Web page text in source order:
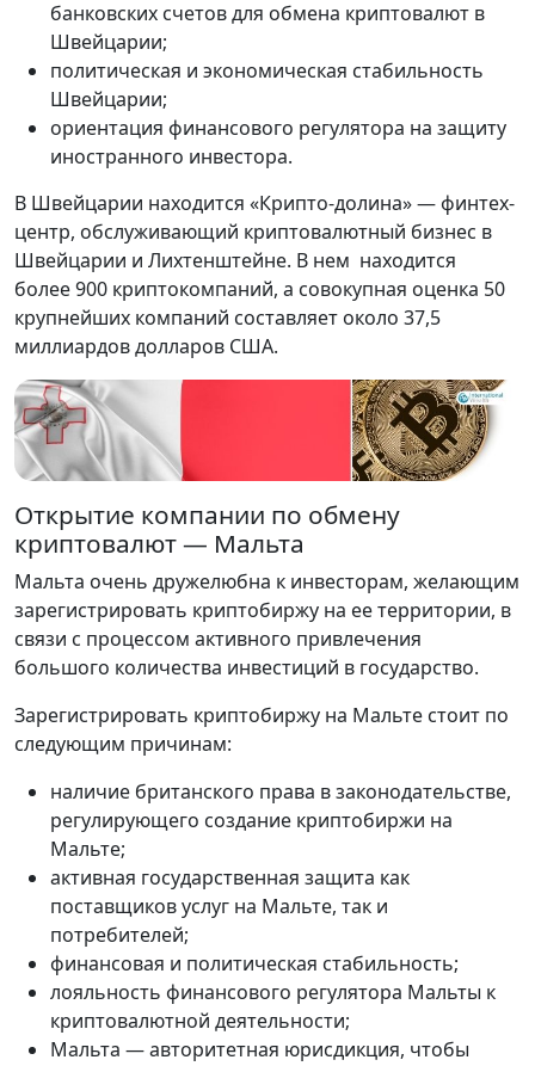
банковских счетов для обмена криптовалют в
Швейцарии;
политическая и экономическая стабильность
Швейцарии;
ориентация финансового регулятора на защиту
иностранного инвестора.
В Швейцарии находится «Крипто-долина» — финтех-
центр, обслуживающий криптовалютный бизнес в
Швейцарии и Лихтенштейне. В нем находится
более 900 криптокомпаний, а совокупная оценка 50
крупнейших компаний составляет около 37,5
миллиардов долларов США.
Открытие компании по обмену
криптовалют — Мальта
Мальта очень дружелюбна к инвесторам, желающим
зарегистрировать криптобиржу на ее территории, в
связи с процессом активного привлечения
большого количества инвестиций в государство.
Зарегистрировать криптобиржу на Мальте стоит по
следующим причинам:
наличие британского права в законодательстве,
регулирующего создание криптобиржи на
Мальте;
активная государственная защита как
поставщиков услуг на Мальте, так и
потребителей;
финансовая и политическая стабильность;
лояльность финансового регулятора Мальты к
криптовалютной деятельности;
Мальта — авторитетная юрисдикция, чтобы